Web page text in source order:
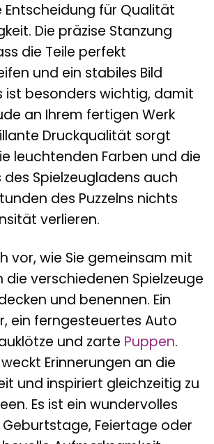
Entscheidung für Qualität
Die präzise Stanzung
die Teile perfekt
und ein stabiles Bild
ist besonders wichtig, damit
an Ihrem fertigen Werk
Druckqualität sorgt
leuchtenden Farben und die
des Spielzeugladens auch
des Puzzelns nichts
verlieren.
vor, wie Sie gemeinsam mit
die verschiedenen Spielzeuge
und benennen. Ein
ein ferngesteuertes Auto
und zarte Puppen.
weckt Erinnerungen an die
und inspiriert gleichzeitig zu
Es ist ein wundervolles
Feiertage oder